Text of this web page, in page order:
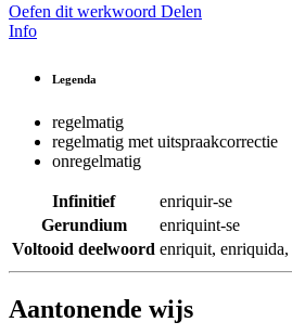
Oefen dit werkwoord Delen
Info
Legenda
regelmatig
regelmatig met uitspraakcorrectie
onregelmatig
Infinitief
enriquir-se
Gerundium
enriquint-se
Voltooid deelwoord enriquit, enriquida,
Aantonende wijs